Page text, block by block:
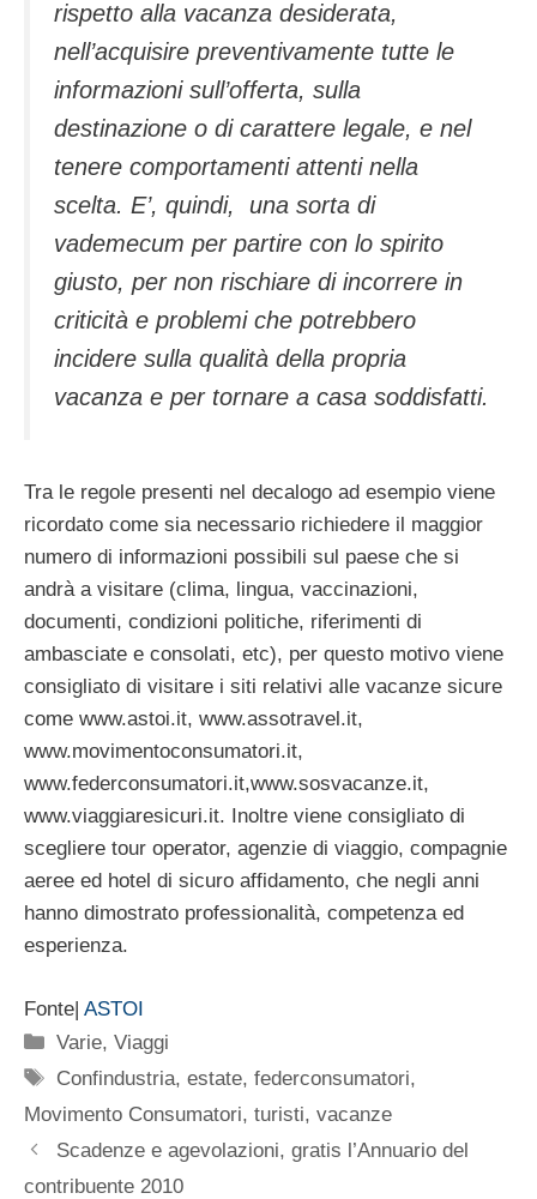
rispetto alla vacanza desiderata,
nell’acquisire preventivamente tutte le
informazioni sull’offerta, sulla
destinazione o di carattere legale, e nel
tenere comportamenti attenti nella
scelta. E’, quindi, una sorta di
vademecum per partire con lo spirito
giusto, per non rischiare di incorrere in
criticità e problemi che potrebbero
incidere sulla qualità della propria
vacanza e per tornare a casa soddisfatti.
Tra le regole presenti nel decalogo ad esempio viene
ricordato come sia necessario richiedere il maggior
numero di informazioni possibili sul paese che si
andrà a visitare (clima, lingua, vaccinazioni,
documenti, condizioni politiche, riferimenti di
ambasciate e consolati, etc), per questo motivo viene
consigliato di visitare i siti relativi alle vacanze sicure
come www.astoi.it, www.assotravel.it,
www.movimentoconsumatori.it,
www.federconsumatori.it,www.sosvacanze.it,
www.viaggiaresicuri.it. Inoltre viene consigliato di
scegliere tour operator, agenzie di viaggio, compagnie
aeree ed hotel di sicuro affidamento, che negli anni
hanno dimostrato professionalità, competenza ed
esperienza.
Fonte| ASTOI
Categorie
Varie,Viaggi
Tag
Confindustria,estate,federconsumatori,
Movimento Consumatori, turisti, vacanze
Scadenze e agevolazioni, gratis l’Annuario del
contribuente 2010